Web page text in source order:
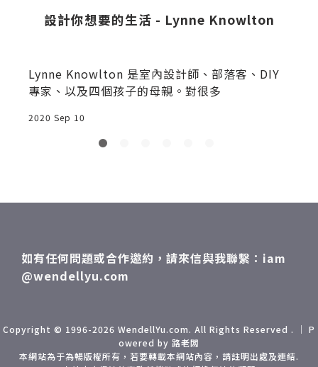
設計你想要的生活 - Lynne Knowlton
Lynne Knowlton 是室內設計師、部落客、DIY
專家、以及四個孩子的母親。對很多
2020 Sep 10
如有任何問題或合作邀約，請來信與我聯繫：iam
@wendellyu.com
Copyright © 1996-2026 WendellYu.com. All Rights Reserved . ｜ P
owered by 路老闆
本網站為于為暢版權所有，若要轉載本網站內容，請註明出處及連結.